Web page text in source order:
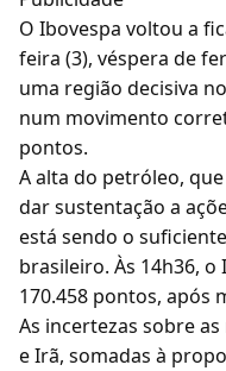
O Ibovespa voltou a
feira (3), véspera de
uma região decisiva
num movimento
pontos.
A alta do petróleo,
dar sustentação a
está sendo o
brasileiro. Às 14h36, o
170.458 pontos, após
As incertezas sobre
e Irã, somadas à